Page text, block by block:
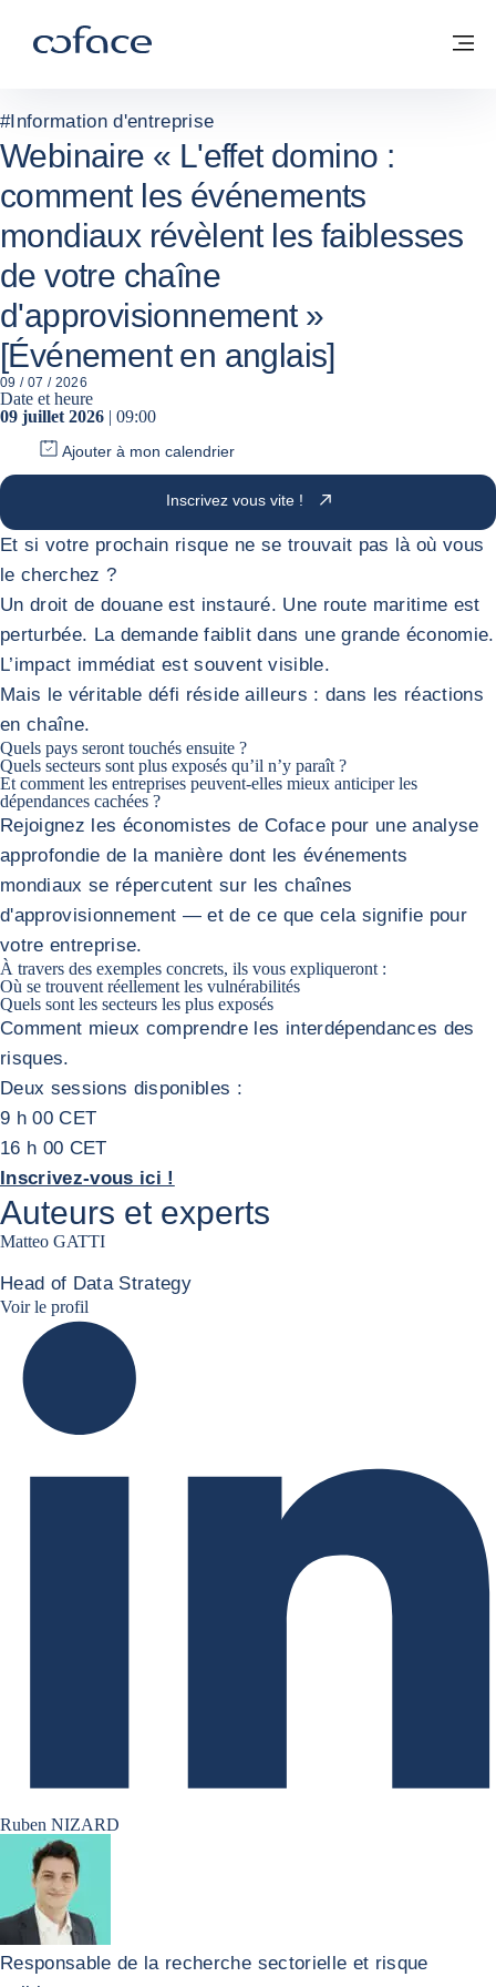
Coface, for Trade - Page d'accueil Groupe Coface
Retour à la page d'accueil
#Information d'entreprise
Webinaire « L'effet domino :
comment les événements
mondiaux révèlent les faiblesses
de votre chaîne
d'approvisionnement »
[Événement en anglais]
09 / 07 / 2026
Date et heure
09 juillet 2026 | 09:00
Ajouter à mon calendrier
Inscrivez vous vite !
Et si votre prochain risque ne se trouvait pas là où vous
le cherchez ?
Un droit de douane est instauré. Une route maritime est
perturbée. La demande faiblit dans une grande économie.
L’impact immédiat est souvent visible.
Mais le véritable défi réside ailleurs : dans les réactions
en chaîne.
Quels pays seront touchés ensuite ?
Quels secteurs sont plus exposés qu’il n’y paraît ?
Et comment les entreprises peuvent-elles mieux anticiper les
dépendances cachées ?
Rejoignez les économistes de Coface pour une analyse
approfondie de la manière dont les événements
mondiaux se répercutent sur les chaînes
d'approvisionnement — et de ce que cela signifie pour
votre entreprise.
À travers des exemples concrets, ils vous expliqueront :
Où se trouvent réellement les vulnérabilités
Quels sont les secteurs les plus exposés
Comment mieux comprendre les interdépendances des
risques.
Deux sessions disponibles :
9 h 00 CET
16 h 00 CET
Inscrivez-vous ici !
Auteurs et experts
Matteo GATTI
Head of Data Strategy
Voir le profil
Ruben NIZARD
Responsable de la recherche sectorielle et risque